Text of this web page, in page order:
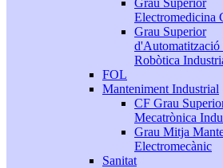
Grau Superior
Electromedicina
Grau Superior
d'Automatització
Robòtica
FOL
Manteniment Industrial
CF Grau
Mecatrònica
Grau Mitja
Electromecànic
Sanitat